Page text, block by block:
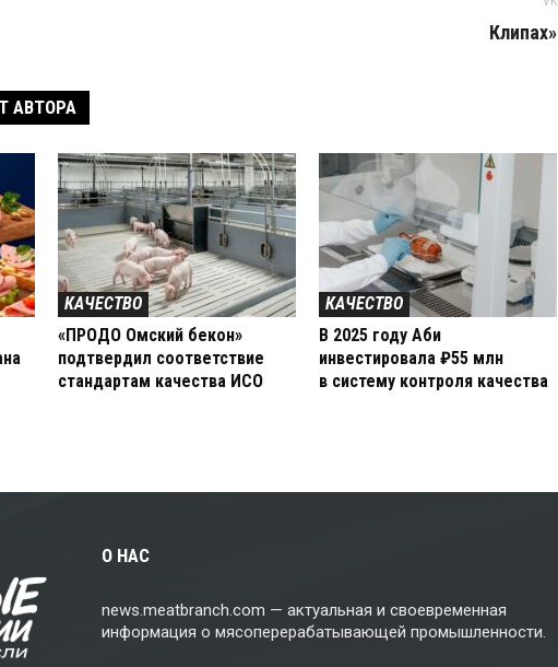
Клипах»
АВТОРА
КАЧЕСТВО
«ПРОДО Омский бекон»
подтвердил соответствие
стандартам качества ИСО
КАЧЕСТВО
В 2025 году Аби
инвестировала ₽55 млн
в систему контроля качества
О НАС
news.meatbranch.com — актуальная и своевременная
информация о мясоперерабатывающей промышленности.